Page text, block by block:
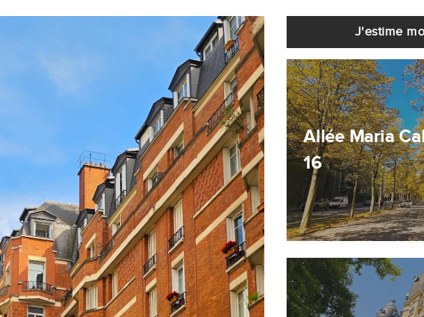
J'estime
Allée Maria
16